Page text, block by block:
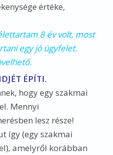
értéke,
8 év volt, most
egy jó ügyfelet.
ÉPÍTI.
hogy egy szakmai
Mennyi
lesz része!
így (egy szakmai
amelyről korábban